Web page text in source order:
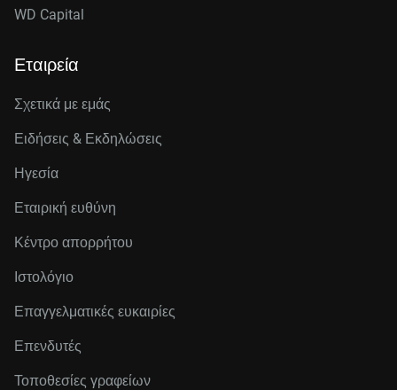
WD Capital
Εταιρεία
Σχετικά με εμάς
Ειδήσεις & Εκδηλώσεις
Ηγεσία
Εταιρική ευθύνη
Κέντρο απορρήτου
Ιστολόγιο
Επαγγελματικές ευκαιρίες
Επενδυτές
Τοποθεσίες γραφείων